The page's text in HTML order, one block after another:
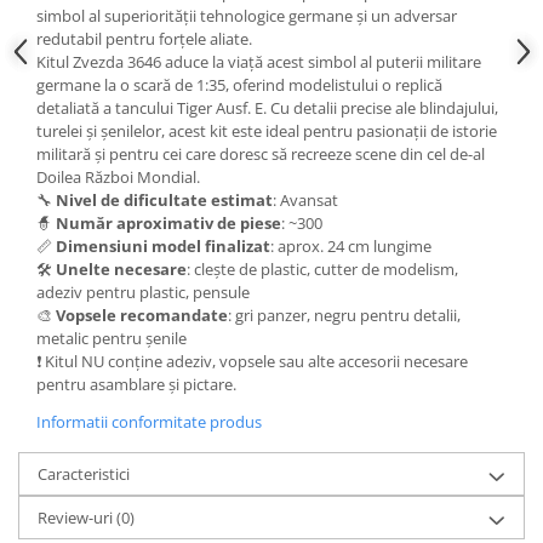
Vallejo Auxiliaries
Vallejo Acrylic Textures
Vopsea la sticluta
Vallejo Liquid Gold
Vallejo Surface Primer
Vallejo Weathering Effects
Vallejo Model Wash
Vallejo Metal Color
AK Interactive
Vopsea Chrome
Creioane Weathering
Auxiliare
Real Colors Markers
Auxiliare & Diluanti
Primer (grund)
Playmarkers
simbol al superiorității tehnologice germane și un adversar
redutabil pentru forțele aliate.
Kitul Zvezda 3646 aduce la viață acest simbol al puterii militare
germane la o scară de 1:35, oferind modelistului o replică
detaliată a tancului Tiger Ausf. E. Cu detalii precise ale blindajului,
turelei și șenilelor, acest kit este ideal pentru pasionații de istorie
militară și pentru cei care doresc să recreeze scene din cel de-al
Doilea Război Mondial.
🔧 Nivel de dificultate estimat: Avansat
🧙 Număr aproximativ de piese: ~300
📏 Dimensiuni model finalizat: aprox. 24 cm lungime
🛠️ Unelte necesare: clește de plastic, cutter de modelism,
adeziv pentru plastic, pensule
🎨 Vopsele recomandate: gri panzer, negru pentru detalii,
metalic pentru șenile
❗ Kitul NU conține adeziv, vopsele sau alte accesorii necesare
pentru asamblare și pictare.
Informatii conformitate produs
Caracteristici
Review-uri(0)